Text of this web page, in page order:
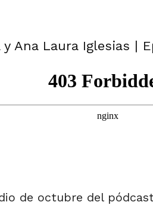
y Ana Laura Iglesias |
de octubre del